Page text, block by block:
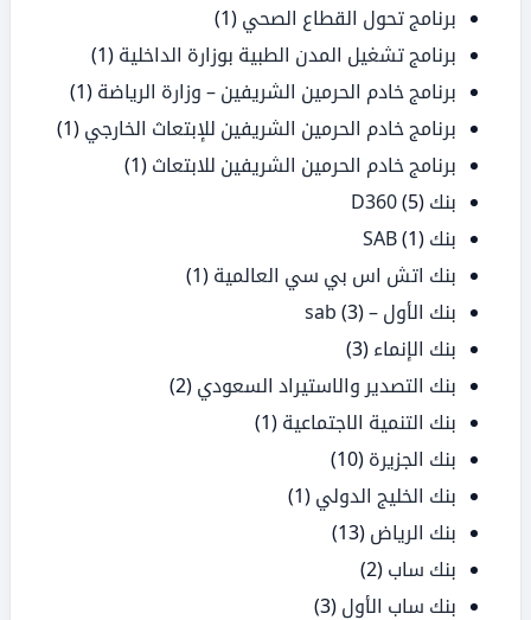
برنامج تحول القطاع الصحي (1)
برنامج تشغيل المدن الطبية بوزارة الداخلية (1)
برنامج خادم الحرمين الشريفين – وزارة الرياضة (1)
برنامج خادم الحرمين الشريفين للإبتعاث الخارجي (1)
برنامج خادم الحرمين الشريفين للابتعاث (1)
بنك D360 (5)
بنك SAB (1)
بنك اتش اس بي سي العالمية (1)
بنك الأول – sab(3)
بنك الإنماء (3)
بنك التصدير والاستيراد السعودي (2)
بنك التنمية الاجتماعية (1)
بنك الجزيرة (10)
بنك الخليج الدولي (1)
بنك الرياض (13)
بنك ساب (2)
بنك ساب الأول (3)